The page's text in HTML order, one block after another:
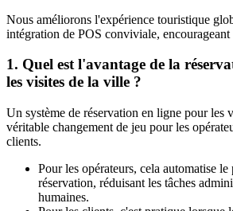
Nous améliorons l'expérience touristique
intégration de POS conviviale, encourageant
1. Quel est l'avantage de la
les visites de la ville ?
Un système de réservation en ligne pour les
véritable changement de jeu pour les
clients.
Pour les opérateurs, cela automatise le
réservation, réduisant les tâches
humaines.